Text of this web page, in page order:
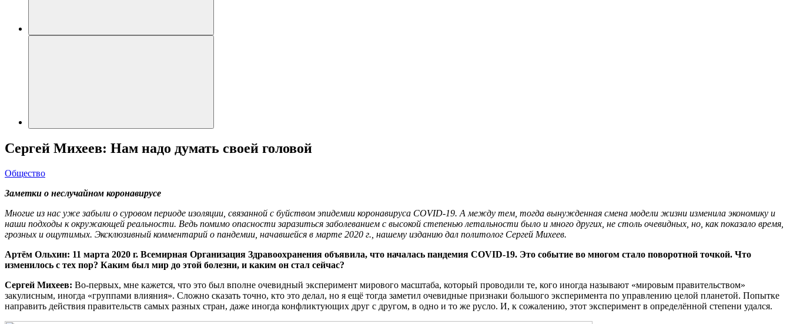
Сергей Михеев: Нам надо думать своей головой
Общество
Заметки о неслучайном коронавирусе
Многие из нас уже забыли о суровом периоде изоляции, связанной с буйством эпидемии коронавируса COVID-19. А между тем, тогда вынужденная смена модели жизни изменила экономику и
наши подходы к окружающей реальности. Ведь помимо опасности заразиться заболеванием с высокой степенью летальности было и много других, не столь очевидных, но, как показало время,
грозных и ощутимых. Эксклюзивный комментарий о пандемии, начавшейся в марте 2020 г., нашему изданию дал политолог Сергей Михеев.
Артём Ольхин: 11 марта 2020 г. Всемирная Организация Здравоохранения объявила, что началась пандемия COVID-19. Это событие во многом стало поворотной точкой. Что
изменилось с тех пор? Каким был мир до этой болезни, и каким он стал сейчас?
Сергей Михеев: Во-первых, мне кажется, что это был вполне очевидный эксперимент мирового масштаба, который проводили те, кого иногда называют «мировым правительством»
закулисным, иногда «группами влияния». Сложно сказать точно, кто это делал, но я ещё тогда заметил очевидные признаки большого эксперимента по управлению целой планетой. Попытке
направить действия правительств самых разных стран, даже иногда конфликтующих друг с другом, в одно и то же русло. И, к сожалению, этот эксперимент в определённой степени удался.